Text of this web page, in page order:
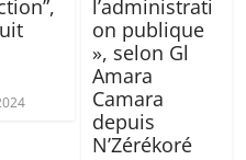
l’administrati
on publique
», selon Gl
Amara
Camara
depuis
N’Zérékoré